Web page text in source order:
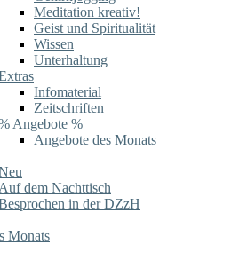
Meditation kreativ!
Geist und Spiritualität
Wissen
Unterhaltung
Infomaterial
Zeitschriften
Angebote %
Angebote des Monats
Auf dem Nachttisch
in der DZzH
Monats